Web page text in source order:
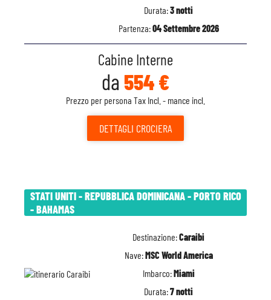
Durata:3 notti
Partenza:04 Settembre 2026
Cabine Interne
da 554 €
Prezzo per persona Tax Incl. - mance incl.
DETTAGLI CROCIERA
STATI UNITI - REPUBBLICA DOMINICANA - PORTO RICO
- BAHAMAS
Destinazione:Caraibi
Nave:MSC World America
Imbarco:Miami
Durata:7 notti